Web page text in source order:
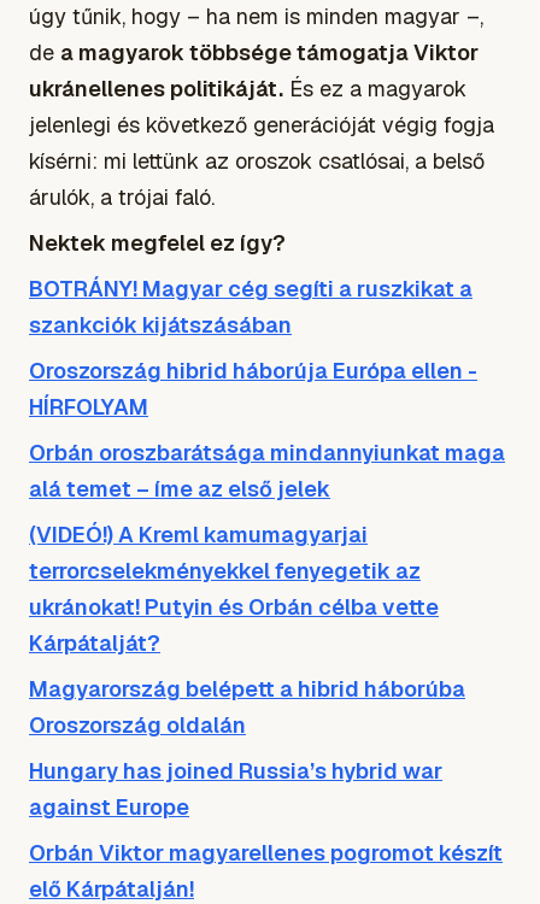
úgy tűnik, hogy – ha nem is minden magyar –,
de a magyarok többsége támogatja Viktor
ukránellenes politikáját. És ez a magyarok
jelenlegi és következő generációját végig fogja
kísérni: mi lettünk az oroszok csatlósai, a belső
árulók, a trójai faló.
Nektek megfelel ez így?
BOTRÁNY! Magyar cég segíti a ruszkikat a
szankciók kijátszásában
Oroszország hibrid háborúja Európa ellen -
HÍRFOLYAM
Orbán oroszbarátsága mindannyiunkat maga
alá temet – íme az első jelek
(VIDEÓ!) A Kreml kamumagyarjai
terrorcselekményekkel fenyegetik az
ukránokat! Putyin és Orbán célba vette
Kárpátalját?
Magyarország belépett a hibrid háborúba
Oroszország oldalán
Hungary has joined Russia’s hybrid war
against Europe
Orbán Viktor magyarellenes pogromot készít
elő Kárpátalján!